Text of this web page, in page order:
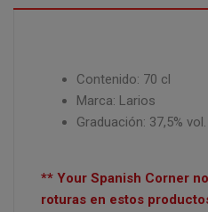
Contenido: 70 cl
Marca: Larios
Graduación: 37,5% vol.
** Your Spanish Corner
roturas en estos